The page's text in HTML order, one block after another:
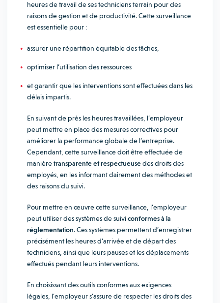
heures de travail de ses techniciens terrain pour des
raisons de gestion et de productivité. Cette surveillance
est essentielle pour :
assurer une répartition équitable des tâches,
optimiser l’utilisation des ressources
et garantir que les interventions sont effectuées dans les
délais impartis.
En suivant de près les heures travaillées, l’employeur
peut mettre en place des mesures correctives pour
améliorer la performance globale de l’entreprise.
Cependant, cette surveillance doit être effectuée de
manièretransparente et respectueusedes droits des
employés, en les informant clairement des méthodes et
des raisons du suivi.
Pour mettre en œuvre cette surveillance, l’employeur
peut utiliser des systèmes de suiviconformes à la
réglementation. Ces systèmes permettent d’enregistrer
précisément les heures d’arrivée et de départ des
techniciens, ainsi que leurs pauses et les déplacements
effectués pendant leurs interventions.
En choisissant des outils conformes aux exigences
légales, l’employeur s’assure de respecter les droits des